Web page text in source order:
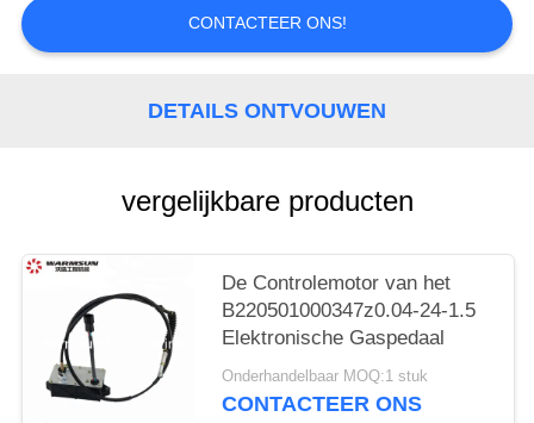
CONTACTEER ONS!
DETAILS ONTVOUWEN
vergelijkbare producten
De Controlemotor van het
B220501000347z0.04-24-1.5
Elektronische Gaspedaal
Onderhandelbaar MOQ:1 stuk
CONTACTEER ONS